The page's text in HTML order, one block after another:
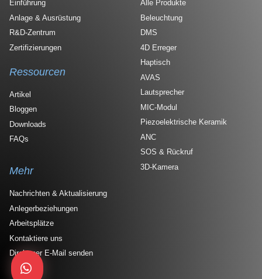
Einführung
Anlage & Ausrüstung
R&D-Zentrum
Zertifizierungen
Alle Produkte
Beleuchtung
DMS
4D Erreger
Haptisch
AVAS
Lautsprecher
MIC-Modul
Piezoelektrische Keramik
ANC
SOS & Rückruf
3D-Kamera
Ressourcen
Artikel
Bloggen
Downloads
FAQs
Mehr
Nachrichten & Aktualisierung
Anlegerbeziehungen
Arbeitsplätze
Kontaktiere uns
Direkt per E-Mail senden